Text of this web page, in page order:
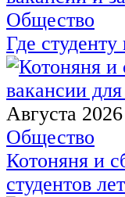
Общество
Где
Августа
Общество
Котоняня и
студентов